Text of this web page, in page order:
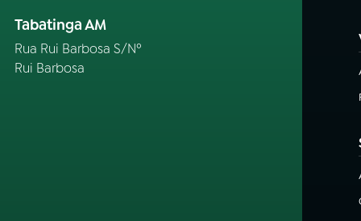
Tabatinga AM
Rua Rui Barbosa S/Nº
Rui Barbosa